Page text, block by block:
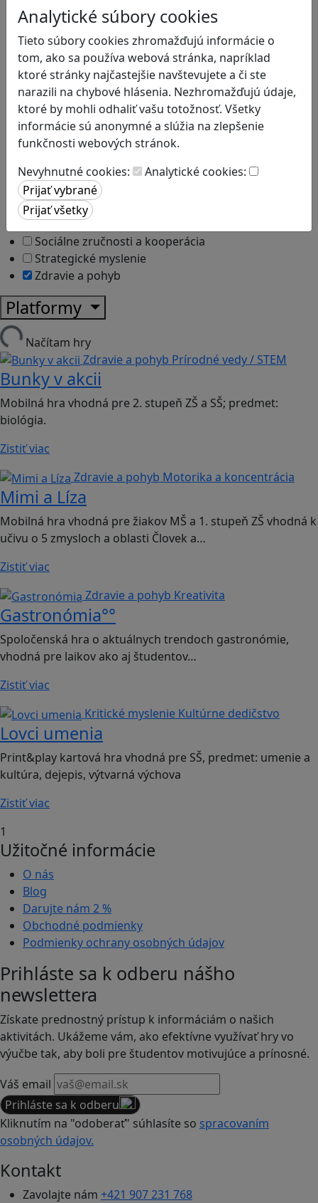
Analytické súbory cookies
Tieto súbory cookies zhromažďujú informácie o
tom, ako sa používa webová stránka, napríklad
ktoré stránky najčastejšie navštevujete a či ste
narazili na chybové hlásenia. Nezhromažďujú údaje,
ktoré by mohli odhaliť vašu totožnosť. Všetky
informácie sú anonymné a slúžia na zlepšenie
funkčnosti webových stránok.
Nevyhnutné cookies:
Analytické cookies:
Finančná gramotnosť
Globálne vzdelávanie
Kreativita
Kritické myslenie
Kultúrne dedičstvo
Kyberšikana
Logické myslenie
Ľudské práva a tolerancia
Motorika a koncentrácia
Podnikavosť a inovácie
Prírodné vedy / STEM
Programovanie/Technika
Sociálne zručnosti a kooperácia
Strategické myslenie
Zdravie a pohyb
Platformy
Načítam hry
Zdravie a pohyb Prírodné vedy / STEM
Bunky v akcii
Mobilná hra vhodná pre 2. stupeň ZŠ a SŠ; predmet:
biológia.
Zistiť viac
Zdravie a pohyb Motorika a koncentrácia
Mimi a Líza
Mobilná hra vhodná pre žiakov MŠ a 1. stupeň ZŠ vhodná k
učivu o 5 zmysloch a oblasti Človek a…
Zistiť viac
Zdravie a pohyb Kreativita
Gastronómia°°
Spoločenská hra o aktuálnych trendoch gastronómie,
vhodná pre laikov ako aj študentov…
Zistiť viac
Kritické myslenie Kultúrne dedičstvo
Lovci umenia
Print&play kartová hra vhodná pre SŠ, predmet: umenie a
kultúra, dejepis, výtvarná výchova
Zistiť viac
1
Užitočné informácie
O nás
Blog
Darujte nám 2 %
Obchodné podmienky
Podmienky ochrany osobných údajov
Prihláste sa k odberu nášho
newslettera
Získate prednostný prístup k informáciám o našich
aktivitách. Ukážeme vám, ako efektívne využívať hry vo
výučbe tak, aby boli pre študentov motivujúce a prínosné.
Váš email
Prihláste sa k odberu
Kliknutím na "odoberať" súhlasíte so spracovaním
osobných údajov.
Kontakt
Zavolajte nám +421 907 231 768